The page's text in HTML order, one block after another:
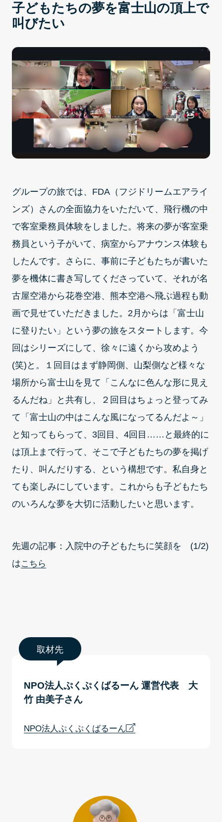
子どもたちの夢を富士山の頂上で
叫びたい
グループの旅では、FDA（フジドリームエアライ
ンズ）さんの全面協力をいただいて、飛行機の中
で客室乗務員体験をしました。将来の夢が客室乗
務員という子がいて、病室からアナウンス体験も
したんです。さらに、事前に子どもたちが書いた
夢を機体に書き写してくださっていて、それが名
古屋空港から花巻空港、熊本空港へ飛ぶ過程も動
画で見せていただきました。2月からは「富士山
に登りたい」という夢の旅をスタートします。今
回はシリーズにして、徐々に遠くから攻めよう
(笑)と。１回目はまず静岡側、山梨側など様々な
場所から富士山を見て「こんなに色んな形に見え
るんだね」と共有し、２回目はちょっと登ってみ
て「富士山の中はこんな風になってるんだよ～」
と知ってもらって、3回目、4回目……と最終的に
は頂上まで行って、そこで子どもたちの夢を掲げ
たり、叫んだりする、という構想です。私自身と
ても楽しみにしています。これからも子どもたち
のいろんな夢を大切に活動したいと思います。
先週の記事：入院中の子どもたちに笑顔を (1/2)
はこちら
取材先
NPO法人ぷくぷくばるーん 運営代表 大
竹 由美子さん
NPO法人ぷくぷくばるーん